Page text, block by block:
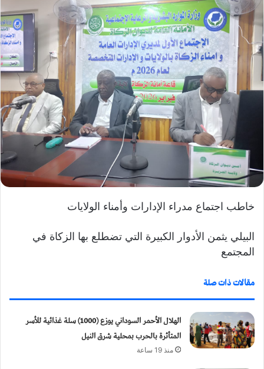
ر
ي
د
ا
إ
ك
ت
ر
و
ن
خاطب اجتماع مدراء الإدارات وأمناء الولايات
البيلي يثمن الأدوار الكبيرة التي تضطلع بها الزكاة في
المجتمع
مقالات ذات صلة
الهلال الأحمر السوداني يوزع (1000) سلة غذائية للأسر
المتأثرة بالحرب بمحلية شرق النيل
منذ 19 ساعة